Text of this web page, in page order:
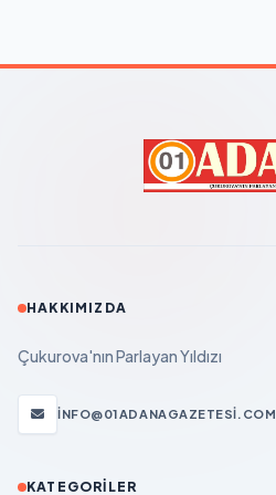
HAKKIMIZDA
Çukurova'nın Parlayan Yıldızı
INFO@01ADANAGAZETESI.COM
KATEGORILER